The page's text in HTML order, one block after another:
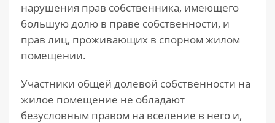
нарушения прав собственника, имеющего
большую долю в праве собственности, и
прав лиц, проживающих в спорном жилом
помещении.
Участники общей долевой собственности на
жилое помещение не обладают
безусловным правом на вселение в него и,